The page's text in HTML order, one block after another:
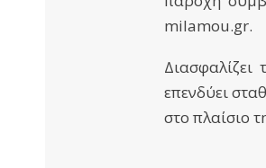
milamou.gr.
επενδύει
στο πλαίσιο